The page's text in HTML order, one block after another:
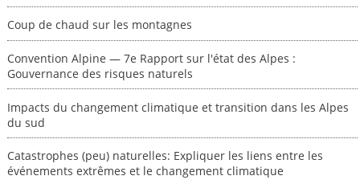
Coup de chaud sur les montagnes
Convention Alpine — 7e Rapport sur l'état des Alpes :
Gouvernance des risques naturels
Impacts du changement climatique et transition dans les Alpes
du sud
Catastrophes (peu) naturelles: Expliquer les liens entre les
événements extrêmes et le changement climatique